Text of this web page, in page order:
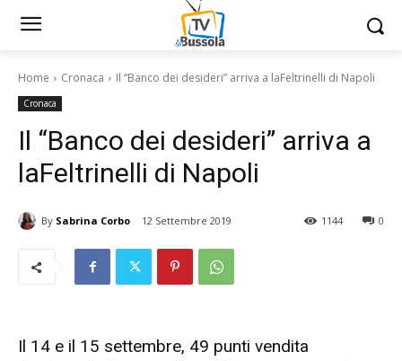
Home Cronaca Il “Banco dei desideri” arriva a laFeltrinelli di Napoli
Cronaca
Il “Banco dei desideri” arriva a
laFeltrinelli di Napoli
By Sabrina Corbo 12 Settembre 2019 0
1144
Il 14 e il 15 settembre, 49 punti vendita